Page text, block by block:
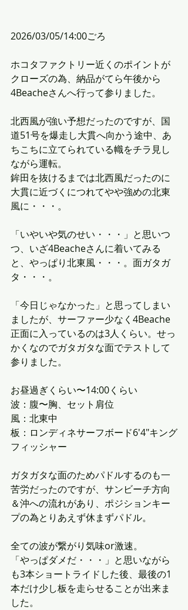
2026/03/05/14:00ごろ
ホコタファクトリー近くのポイントが
クローズの為、納品がてら午後から
4Beacheさんへ行って参りました。
北西風が強い予想だったのですが、国
道51号を爆走し大貫へ向かう途中、あ
ちこちに立てられている幟をチラ見し
ながら運転。
鉾田を抜けるまでは北西風だったのに
大貫に近づくにつれてやや強めの北東
風に・・・。
「いやいや気のせい・・・」と思いつ
つ、いざ4Beacheさんに着いてみる
と、やっぱり北東風・・・。面ガタガ
タ・・・。
「今日じゃなかった」と思ってしまい
ましたが、サーファー少なく4Beache
正面に入っているのは3人くらい。せっ
かくなのでガタガタな面でテストして
参りました。
お昼過ぎくらい〜14:00くらい
波：腹〜胸、セット肩位
風：北東中
板：ロンディネサーフボード6'4"キング
フィッシャー
ガタガタな面のためパドルするのも一
苦労だったのですが、サンビーチ方向
＆沖への流れがあり、ポジションキー
プの為とりあえず休まずパドル。
全ての波が繋がり気味or激速。
「やっぱダメだ・・・」と思いながら
も3本ショートライドした後、最後の1
本だけ少し板を走らせることが出来ま
した。